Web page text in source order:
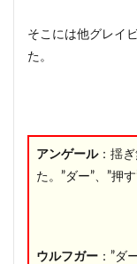
そこには他グレイ
た。
アンゲール：揺
た。”ダー”、”押
ウルフガー ：”ダ